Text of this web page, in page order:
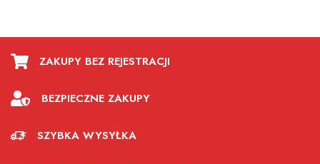
ZAKUPY BEZ REJESTRACJI
BEZPIECZNE ZAKUPY
SZYBKA WYSYŁKA